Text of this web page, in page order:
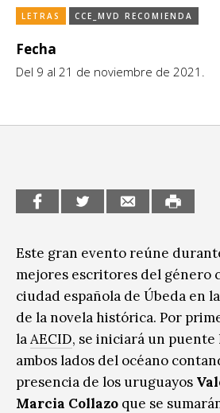
CCE en el interior/libros
Espacio itinerante de lectura
Exposiciones
Formación
Infantil y Juvenil
Medio Ambiente
Sin categoría
LETRAS CCE_MVD RECOMIENDA
Fecha
Del 9 al 21 de noviembre de 2021.
Este gran evento reúne
mejores escritores del género
ciudad española de Úbeda en
de la novela histórica. Por
laAECID, se iniciará un
ambos lados del océano
presencia de los uruguayos
Marcia Collazo que se